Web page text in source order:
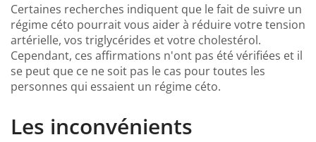
Certaines recherches indiquent que le fait de suivre un
régime céto pourrait vous aider à réduire votre tension
artérielle, vos triglycérides et votre cholestérol.
Cependant, ces affirmations n'ont pas été vérifiées et il
se peut que ce ne soit pas le cas pour toutes les
personnes qui essaient un régime céto.
Les inconvénients